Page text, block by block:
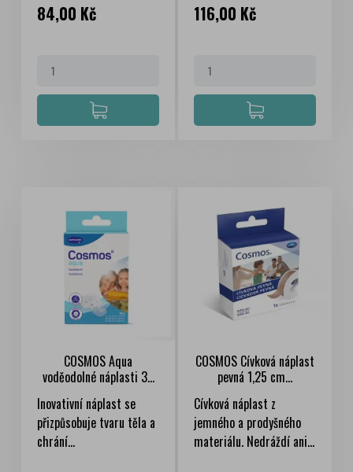
Cena
84,00 Kč Cena
116,00 Kč
COSMOS Aqua
voděodolné náplasti 3...
Inovativní náplast se
přizpůsobuje tvaru těla a
chrání...
COSMOS Cívková náplast
pevná 1,25 cm...
Cívková náplast z
jemného a prodyšného
materiálu. Nedráždí ani...